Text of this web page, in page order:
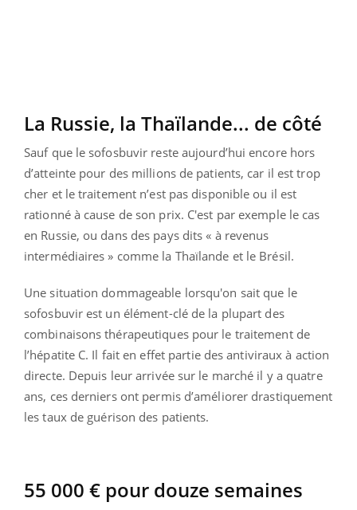
La Russie, la Thaïlande... de côté
Sauf que le sofosbuvir reste aujourd’hui encore hors
d’atteinte pour des millions de patients, car il est trop
cher et le traitement n’est pas disponible ou il est
rationné à cause de son prix. C'est par exemple le cas
en Russie, ou dans des pays dits « à revenus
intermédiaires » comme la Thaïlande et le Brésil.
Une situation dommageable lorsqu'on sait que le
sofosbuvir est un élément-clé de la plupart des
combinaisons thérapeutiques pour le traitement de
l’hépatite C. Il fait en effet partie des antiviraux à action
directe. Depuis leur arrivée sur le marché il y a quatre
ans, ces derniers ont permis d’améliorer drastiquement
les taux de guérison des patients.
55 000 € pour douze semaines